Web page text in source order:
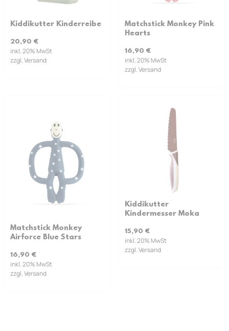
Kiddikutter Kinderreibe
20,90 €
inkl. 20% MwSt
zzgl. Versand
Matchstick Monkey Pink
Hearts
16,90 €
inkl. 20% MwSt
zzgl. Versand
Matchstick Monkey
Airforce Blue Stars
16,90 €
inkl. 20% MwSt
zzgl. Versand
Kiddikutter
Kindermesser Moka
15,90 €
inkl. 20% MwSt
zzgl. Versand